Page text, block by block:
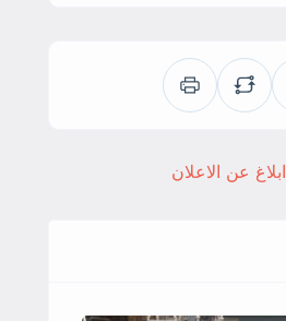
ابلاغ عن الاعلان